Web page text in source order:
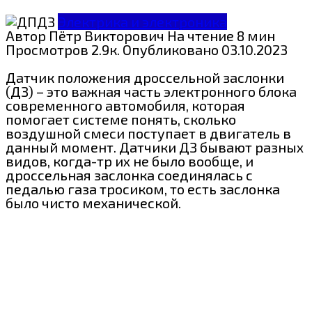
Электрика и электроника
Автор Пётр ВикторовичНа чтение 8 мин
Просмотров 2.9к. Опубликовано 03.10.2023
Датчик положения дроссельной заслонки
(ДЗ) – это важная часть электронного блока
современного автомобиля, которая
помогает системе понять, сколько
воздушной смеси поступает в двигатель в
данный момент. Датчики ДЗ бывают разных
видов, когда-тр их не было вообще, и
дроссельная заслонка соединялась с
педалью газа тросиком, то есть заслонка
было чисто механической.